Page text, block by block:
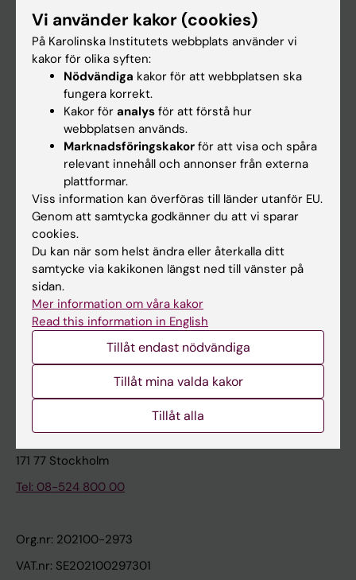
Ladok
Canvas
Schema
Studentmejlen
Kurs- och programwebbar
Student på KI
Medarbetare
Medarbetarportalen
Kontakta och besök KI
Universitetsbiblioteket
Stöd forskning och utbildning
Karolinska Institutet Innovation
Kontakta presstjänsten
Karolinska Institutet
171 77 Stockholm
Tel: 08-524 800 00
Org.nr: 202100-2973
VAT.nr: SE202100297301
Vi använder kakor (cookies)
På Karolinska Institutets webbplats använder vi
kakor för olika syften:
Nödvändiga kakor för att webbplatsen ska
fungera korrekt.
Kakor för analys för att förstå hur
webbplatsen används.
Marknadsföringskakor för att visa och spåra
relevant innehåll och annonser från externa
plattformar.
Viss information kan överföras till länder utanför EU.
Genom att samtycka godkänner du att vi sparar
cookies.
Du kan när som helst ändra eller återkalla ditt
samtycke via kakikonen längst ned till vänster på
sidan.
Mer information om våra kakor
Read this information in English
Tillåt endast nödvändiga
Tillåt mina valda kakor
Tillåt alla